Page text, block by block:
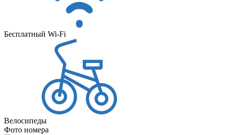
Бесплатный Wi-Fi
Велосипеды
Фото номера